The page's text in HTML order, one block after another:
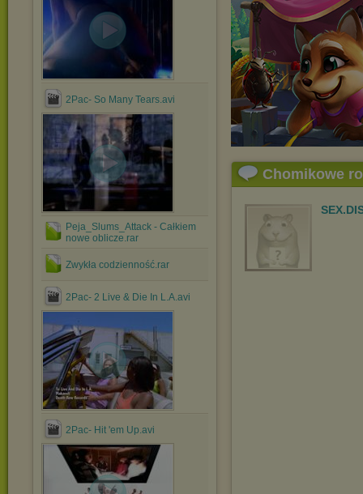
2Pac- So Many Tears.avi
Peja_Slums_Attack - Całkiem
nowe oblicze.rar
Zwykła codzienność.rar
2Pac- 2 Live & Die In L.A.avi
2Pac- Hit 'em Up.avi
Chomikowe